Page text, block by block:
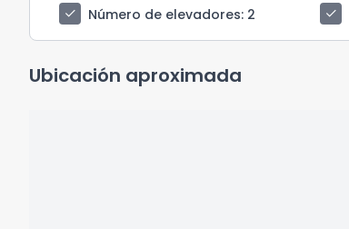
check Número de elevadores: 2 check
Ubicación aproximada